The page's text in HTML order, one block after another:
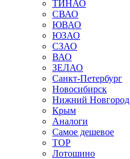
ТИНАО
СВАО
ЮВАО
ЮЗАО
СЗАО
ВАО
ЗЕЛАО
Санкт-Петербург
Новосибирск
Нижний Новгород
Крым
Аналоги
Самое дешевое
TOP
Лотошино